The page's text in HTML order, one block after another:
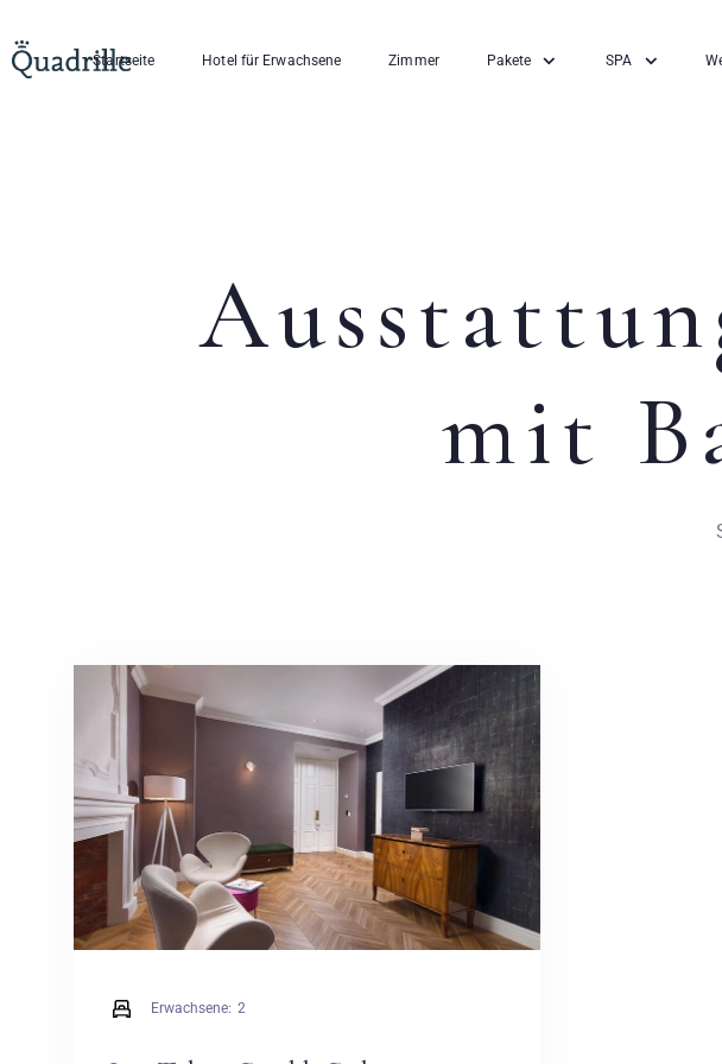
Startseite Hotel für Erwachsene Zimmer Pakete SPA
mit
Erwachsene: 2